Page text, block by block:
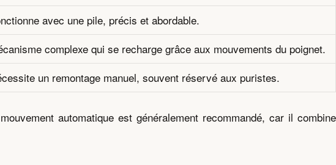
avec une pile, précis et abordable.
complexe qui se recharge grâce aux mouvements du poignet.
un remontage manuel, souvent réservé aux puristes.
automatique est généralement recommandé, car il combine